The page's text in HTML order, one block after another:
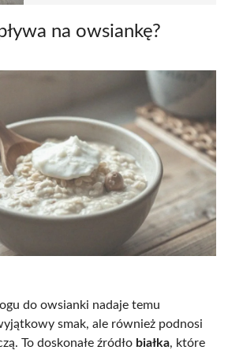
na owsiankę?
do owsianki nadaje temu
smak, ale również podnosi
To doskonałe źródło białka, które